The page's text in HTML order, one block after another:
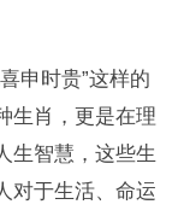
申时贵”这样的
生肖，更是在理
生智慧，这些生
对于生活、命运